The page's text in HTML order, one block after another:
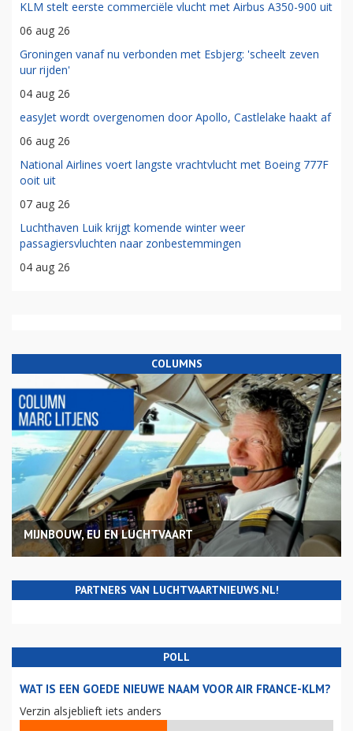
KLM stelt eerste commerciële vlucht met Airbus A350-900 uit
06 aug 26
Groningen vanaf nu verbonden met Esbjerg: 'scheelt zeven
uur rijden'
04 aug 26
easyJet wordt overgenomen door Apollo, Castlelake haakt af
06 aug 26
National Airlines voert langste vrachtvlucht met Boeing 777F
ooit uit
07 aug 26
Luchthaven Luik krijgt komende winter weer
passagiersvluchten naar zonbestemmingen
04 aug 26
COLUMNS
MIJNBOUW, EU EN LUCHTVAART
PARTNERS VAN LUCHTVAARTNIEUWS.NL!
POLL
WAT IS EEN GOEDE NIEUWE NAAM VOOR AIR FRANCE-KLM?
Verzin alsjeblieft iets anders